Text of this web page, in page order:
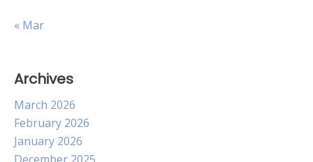
« Mar
Archives
March 2026
February 2026
January 2026